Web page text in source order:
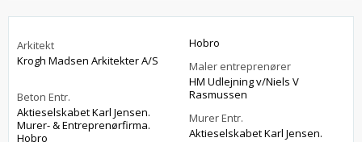
Arkitekt
Krogh Madsen Arkitekter A/S
Beton Entr.
Aktieselskabet Karl Jensen.
Murer- & Entreprenørfirma.
Hobro
Hobro
Maler entreprenører
HM Udlejning v/Niels V
Rasmussen
Murer Entr.
Aktieselskabet Karl Jensen.